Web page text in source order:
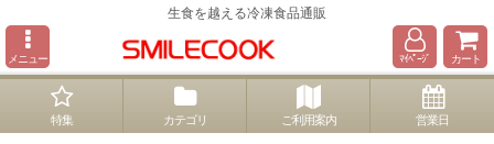
生食を越える冷凍食品通販
メニュー ﾏｲﾍﾟｰｼﾞ カート
特集 カテゴリ ご利用案内 営業日